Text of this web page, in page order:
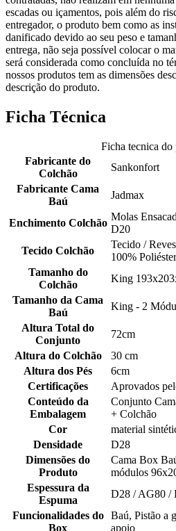
escadas ou içamentos, pois além do
entregador, o produto bem como as
danificado devido ao seu peso e
entrega, não seja possível colocar o
será considerada como concluída no
nossos produtos tem as dimensões
descrição do produto.
Ficha Técnica
Ficha tecnica do
Fabricante do
Colchão
Sankonfort
Fabricante Cama
Baú
Jadmax
Enchimento Colchão
Molas
D20
Tecido Colchão
Tecido /
100% Poliéster
Tamanho do
Colchão
King
Tamanho da Cama
Baú
King - 2
Altura Total do
Conjunto
72cm
Altura do Colchão
30 cm
Altura dos Pés
6cm
Certificações
Aprovados
Conteúdo da
Embalagem
Conjunto
+ Colchão
Cor
material
Densidade
D28
Dimensões do
Produto
Cama Box
módulos
Espessura da
Espuma
D28 / AG80 /
Funcionalidades do
Box
Baú, Pistão a
apoio